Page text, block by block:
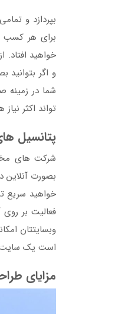
برای هر کسب
خواهید
و اگر
شما در زمینه
تواند اکثر
پتانسیل
شرکت های
بصورت
خواهید سریع
فعالیت بر
وبسایتتان
است یک سایت
مزایای